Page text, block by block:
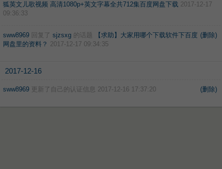
狐英文儿歌视频 高清1080p+英文字幕全共712集百度网盘下载 2017-12-17
09:36:33
(删除)
sww8969 回复了 sjzsxg 的话题
【求助】大家用哪个下载软件下百度
网盘里的资料？ 2017-12-17 09:34:35
2017-12-16
(删除)
sww8969 更新了自己的认证信息 2017-12-16 17:37:20